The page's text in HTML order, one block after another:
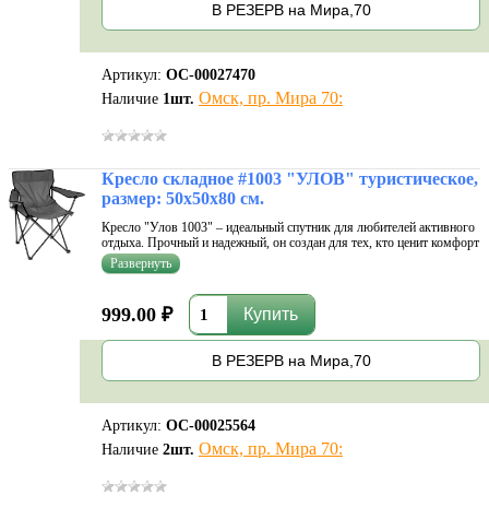
В РЕЗЕРВ на Мира,70
Артикул: ОС-00027470
Наличие 1шт. Омск, пр. Мира 70:
Кресло складное #1003 "УЛОВ" туристическое,
размер: 50х50х80 см.
Кресло "Улов 1003" – идеальный спутник для любителей активного
отдыха. Прочный и надежный, он создан для тех, кто ценит комфорт
и удобство на природе. Складной механизм позволяет быстро и
легко сложить стул для транспортировки и хранения. Компактные
999.00 ₽
В РЕЗЕРВ на Мира,70
Артикул: ОС-00025564
Наличие 2шт. Омск, пр. Мира 70: